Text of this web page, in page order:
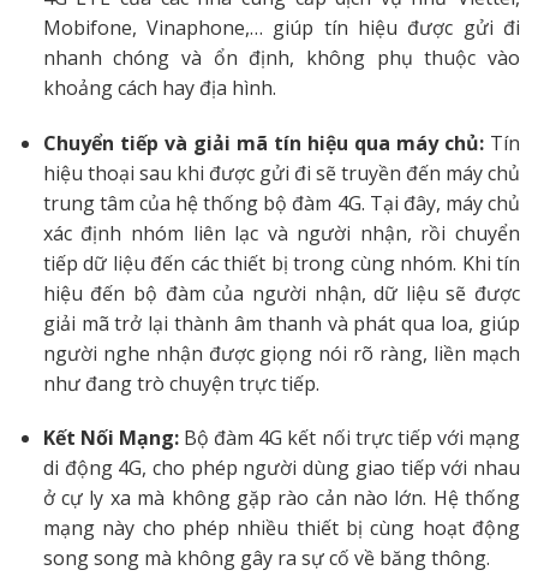
Mobifone, Vinaphone,… giúp tín hiệu được gửi đi
nhanh chóng và ổn định, không phụ thuộc vào
khoảng cách hay địa hình.
Chuyển tiếp và giải mã tín hiệu qua máy chủ: Tín
hiệu thoại sau khi được gửi đi sẽ truyền đến máy chủ
trung tâm của hệ thống bộ đàm 4G. Tại đây, máy chủ
xác định nhóm liên lạc và người nhận, rồi chuyển
tiếp dữ liệu đến các thiết bị trong cùng nhóm. Khi tín
hiệu đến bộ đàm của người nhận, dữ liệu sẽ được
giải mã trở lại thành âm thanh và phát qua loa, giúp
người nghe nhận được giọng nói rõ ràng, liền mạch
như đang trò chuyện trực tiếp.
Kết Nối Mạng: Bộ đàm 4G kết nối trực tiếp với mạng
di động 4G, cho phép người dùng giao tiếp với nhau
ở cự ly xa mà không gặp rào cản nào lớn. Hệ thống
mạng này cho phép nhiều thiết bị cùng hoạt động
song song mà không gây ra sự cố về băng thông.